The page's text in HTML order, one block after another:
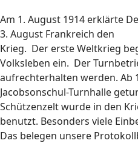
Am 1. August 1914 erklärte
3. August Frankreich den
Krieg. Der erste Weltkrieg
Volksleben ein. Der
aufrechterhalten werden. Ab
Jacobsonschul-Turnhalle
Schützenzelt wurde in den
benutzt. Besonders viele
Das belegen unsere